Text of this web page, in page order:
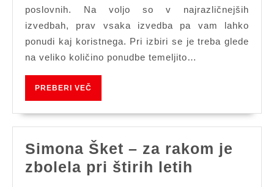
poslovnih. Na voljo so v najrazličnejših
izvedbah, prav vsaka izvedba pa vam lahko
ponudi kaj koristnega. Pri izbiri se je treba glede
na veliko količino ponudbe temeljito…
PREBERI VEČ
Simona Šket – za rakom je
zbolela pri štirih letih